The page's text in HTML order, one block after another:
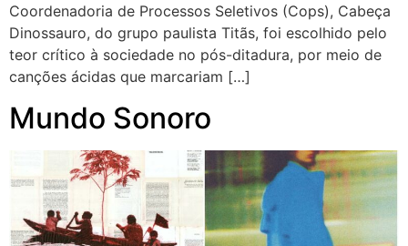
Coordenadoria de Processos Seletivos (Cops), Cabeça
Dinossauro, do grupo paulista Titãs, foi escolhido pelo
teor crítico à sociedade no pós-ditadura, por meio de
canções ácidas que marcariam […]
Mundo Sonoro